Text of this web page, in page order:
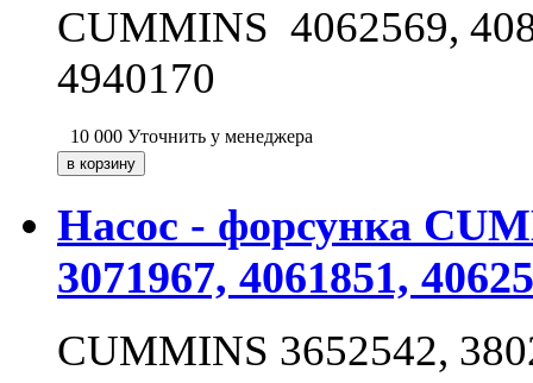
CUMMINS 4062569,
4940170
10 000 Уточнить у менеджера
Насос - форсунка
3071967, 4061851,
CUMMINS 3652542,